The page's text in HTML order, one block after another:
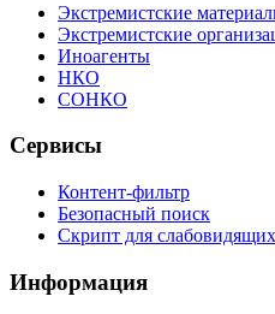
Экстремистские
Экстремистские
Иноагенты
НКО
СОНКО
Сервисы
Контент-фильтр
Безопасный поиск
Скрипт для слабовидящих
Информация